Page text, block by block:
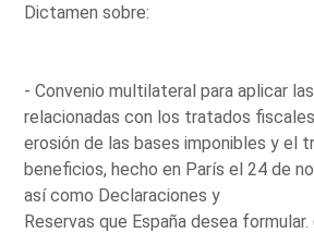
Dictamen sobre:
- Convenio multilateral para aplicar
relacionadas con los tratados
erosión de las bases imponibles y el
beneficios, hecho en París el 24 de
así como Declaraciones y
Reservas que España desea